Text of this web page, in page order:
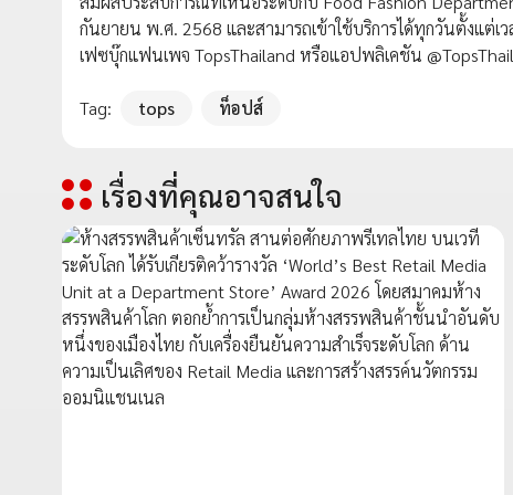
กันยายน พ.ศ. 2568 และสามารถเข้าใช้บริการได้ทุกวันตั้งแต่
เฟซบุ๊กแฟนเพจ TopsThailand หรือแอปพลิเคชัน
Tag: tops ท็อปส์
เรื่องที่คุณอาจสนใจ